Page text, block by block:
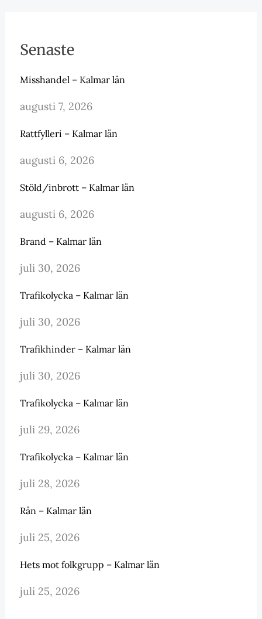
Senaste
Misshandel – Kalmar län
augusti 7, 2026
Rattfylleri – Kalmar län
augusti 6, 2026
Stöld/inbrott – Kalmar län
augusti 6, 2026
Brand – Kalmar län
juli 30, 2026
Trafikolycka – Kalmar län
juli 30, 2026
Trafikhinder – Kalmar län
juli 30, 2026
Trafikolycka – Kalmar län
juli 29, 2026
Trafikolycka – Kalmar län
juli 28, 2026
Rån – Kalmar län
juli 25, 2026
Hets mot folkgrupp – Kalmar län
juli 25, 2026